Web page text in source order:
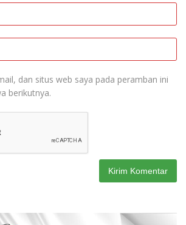
dan situs web saya pada peramban ini
berikutnya.